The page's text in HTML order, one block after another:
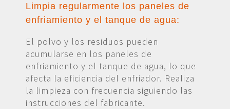
Limpia regularmente los paneles de
enfriamiento y el tanque de agua:
El polvo y los residuos pueden
acumularse en los paneles de
enfriamiento y el tanque de agua, lo que
afecta la eficiencia del enfriador. Realiza
la limpieza con frecuencia siguiendo las
instrucciones del fabricante.